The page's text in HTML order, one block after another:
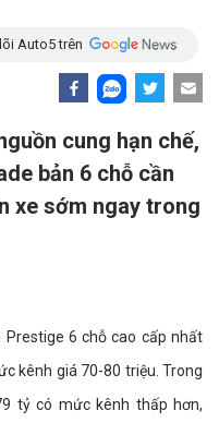
Auto5 trên
cung hạn chế,
bản 6 chỗ cần
xe sớm ngay trong
Prestige 6 chỗ cao cấp nhất
kênh giá 70-80 triệu. Trong
tỷ có mức kênh thấp hơn,